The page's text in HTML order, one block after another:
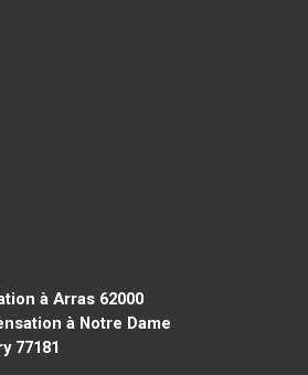
à Arras 62000
à Notre Dame
77181